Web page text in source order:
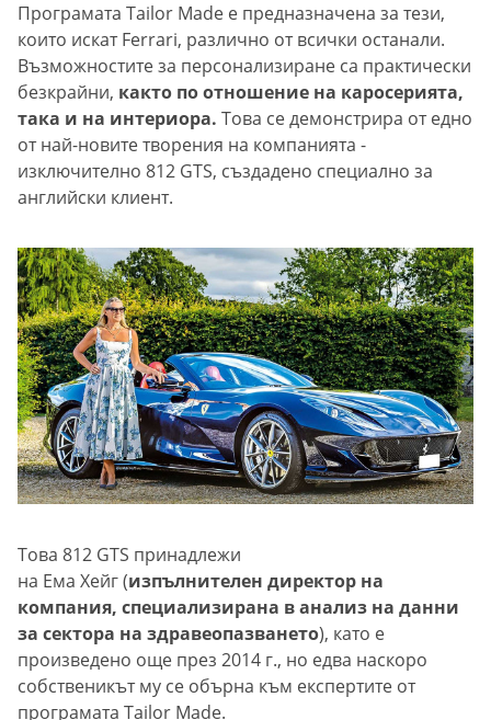
Програмата Tailor Made е предназначена за тези,
които искат Ferrari, различно от всички останали.
Възможностите за персонализиране са практически
безкрайни, както по отношение на каросерията,
така и на интериора. Това се демонстрира от едно
от най-новите творения на компанията -
изключително 812 GTS, създадено специално за
английски клиент.
Това 812 GTS принадлежи
на Ема Хейг (изпълнителен директор на
компания, специализирана в анализ на данни
за сектора на здравеопазването), като е
произведено още през 2014 г., но едва наскоро
собственикът му се обърна към експертите от
програмата Tailor Made.